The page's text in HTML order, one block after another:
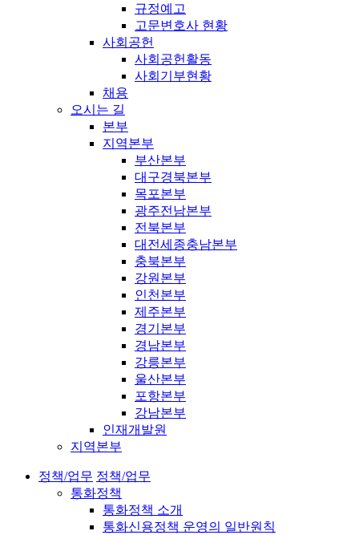
규정예고
고문변호사 현황
사회공헌
사회공헌활동
사회기부현황
채용
오시는 길
본부
지역본부
부산본부
대구경북본부
목포본부
광주전남본부
전북본부
대전세종충남본부
충북본부
강원본부
인천본부
제주본부
경기본부
경남본부
강릉본부
울산본부
포항본부
강남본부
인재개발원
지역본부
정책/업무 정책/업무
통화정책
통화정책 소개
통화신용정책 운영의 일반원칙